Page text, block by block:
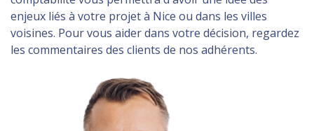
enjeux liés à votre projet à Nice ou dans les villes
voisines. Pour vous aider dans votre décision, regardez
les commentaires des clients de nos adhérents.